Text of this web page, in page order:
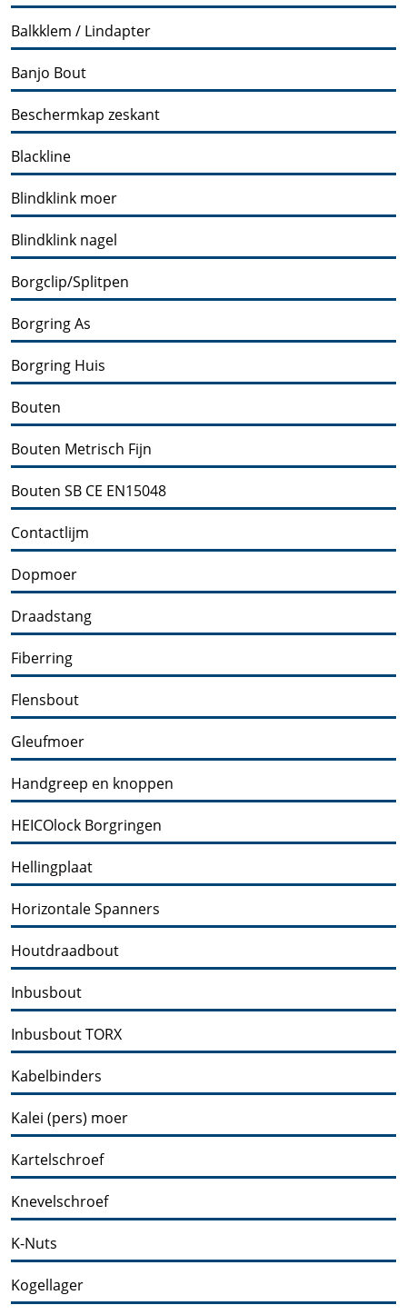
Balkklem / Lindapter
Banjo Bout
Beschermkap zeskant
Blackline
Blindklink moer
Blindklink nagel
Borgclip/Splitpen
Borgring As
Borgring Huis
Bouten
Bouten Metrisch Fijn
Bouten SB CE EN15048
Contactlijm
Dopmoer
Draadstang
Fiberring
Flensbout
Gleufmoer
Handgreep en knoppen
HEICOlock Borgringen
Hellingplaat
Horizontale Spanners
Houtdraadbout
Inbusbout
Inbusbout TORX
Kabelbinders
Kalei (pers) moer
Kartelschroef
Knevelschroef
K-Nuts
Kogellager